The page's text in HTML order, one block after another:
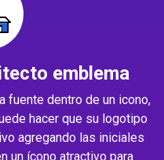
emblema
fuente dentro de un icono,
hacer que su logotipo
agregando las iniciales
un ícono atractivo para